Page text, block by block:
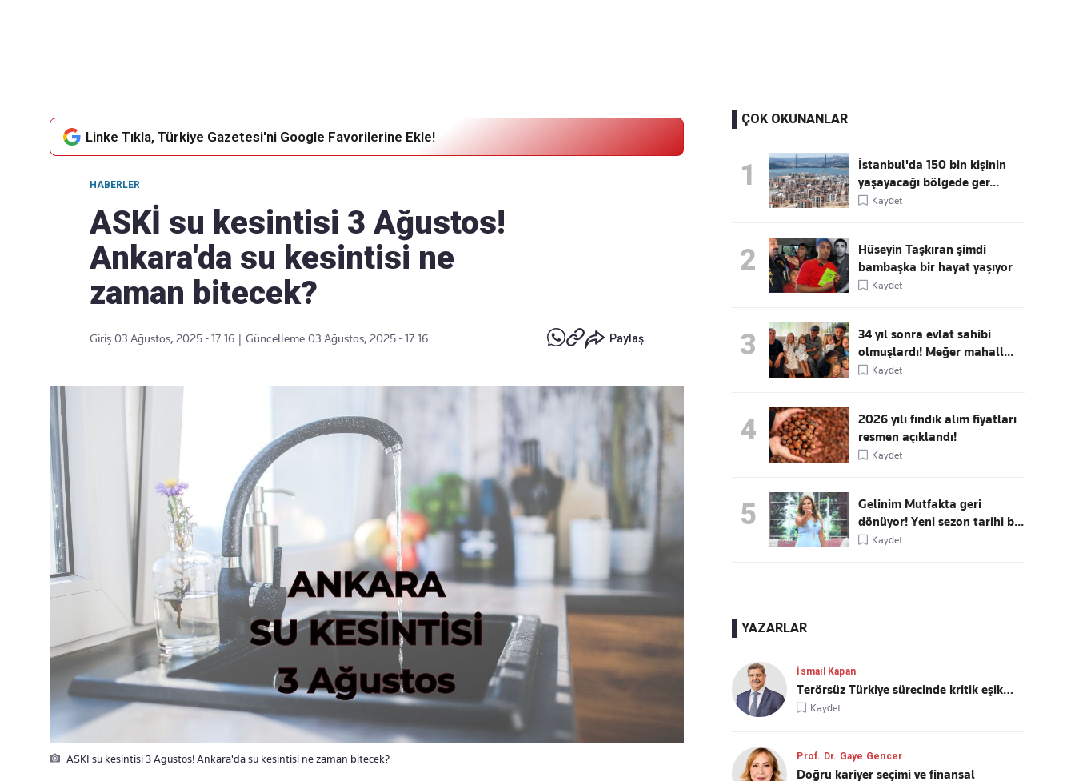
Linke Tıkla, Türkiye Gazetesi'ni Google Favorilerine Ekle!
HABERLER
ASKİ su kesintisi 3 Ağustos!
Ankara'da su kesintisi ne
zaman bitecek?
Giriş:03 Ağustos, 2025 - 17:16 Güncelleme:03 Ağustos, 2025 - 17:16 Paylaş
ASKI su kesintisi 3 Agustos! Ankara'da su kesintisi ne zaman bitecek?
ÇOK OKUNANLAR
1
İstanbul'da 150 bin kişinin
yaşayacağı bölgede ger...
Kaydet
2
Hüseyin Taşkıran şimdi
bambaşka bir hayat yaşıyor
Kaydet
3
34 yıl sonra evlat sahibi
olmuşlardı! Meğer mahall...
Kaydet
4
2026 yılı fındık alım fiyatları
resmen açıklandı!
Kaydet
5
Gelinim Mutfakta geri
dönüyor! Yeni sezon tarihi b...
Kaydet
YAZARLAR
İsmail Kapan
Terörsüz Türkiye sürecinde kritik eşik…
Kaydet
Prof. Dr. Gaye Gencer
Doğru kariyer seçimi ve finansal